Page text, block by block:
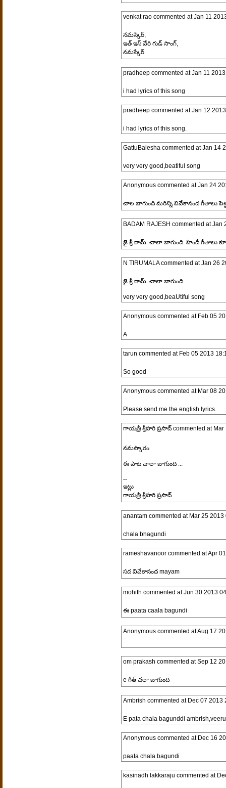
venkat raocommented atJan 11
నమస్కేర్,
ఇత్ ఇస్ వేరి గుడ్ సాంగ్,
నమస్కేర్
pradheepcommented atJan 11
i had lyrics of this song
pradheepcommented atJan 12
i had lyrics of this song.
GattuBaleshacommented atJan 14
very very good,beatiful song
Anonymouscommented atJan 24
చాల బాగుంది మరిన్ని వివేకానంద గీతాలు
BADAM RAJESH commented atJan
జై శ్రీ రామ్. చాలా బాగుంది. హిందీ గీతాలు
N TIRUMALAcommented atJan 26
జై శ్రీ రామ్. చాలా బాగుంది.
very very good,beaUtiful song
Anonymouscommented at Feb 05
A
tarun commented at Feb 05 2013
So good
Anonymouscommented at Mar 08
Please send me the english lyrics.
గాయత్రీ శ్రీహరి ప్రసాద్ commented at Mar
నమస్కారం
ఈ పాట చాలా బాగుంది ...
--
ఇట్లు
గాయత్రీ శ్రీహరి ప్రసాద్
anantamcommented at Mar 25 2013
chala bhagundi
rameshavanoorcommented atApr
సద వివేకానంద mayam
mohith commented atJun 30 2013
ఈ paata caala bagundi
Anonymouscommented atAug 17
om prakash commented atSep 12
e గీత్ చలా బాగుంది
Ambrish commented at Dec 07 2013
E pata chala bagunddi ambrish,veeru
Anonymouscommented at Dec 16
paata chala bagundi
kasinadh lakkaraju commented at